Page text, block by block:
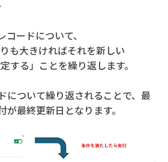
ードについて、
も大きければそれを新しい
する」ことを繰り返します。
について繰り返されることで、最
最終更新日となります。